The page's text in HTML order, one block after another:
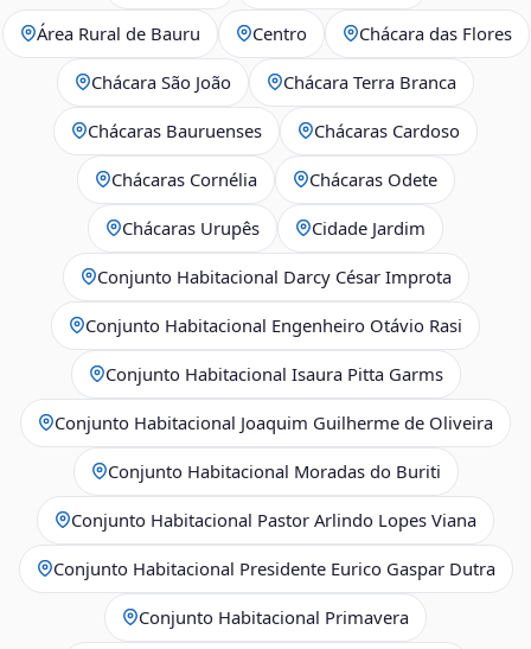
Área Rural de Bauru Centro Chácara das Flores
Chácara São João Chácara Terra Branca
Chácaras Bauruenses Chácaras Cardoso
Chácaras Cornélia Chácaras Odete
Chácaras Urupês Cidade Jardim
Conjunto Habitacional Darcy César Improta
Conjunto Habitacional Engenheiro Otávio Rasi
Conjunto Habitacional Isaura Pitta Garms
Conjunto Habitacional Joaquim Guilherme de Oliveira
Conjunto Habitacional Moradas do Buriti
Conjunto Habitacional Pastor Arlindo Lopes Viana
Conjunto Habitacional Presidente Eurico Gaspar Dutra
Conjunto Habitacional Primavera